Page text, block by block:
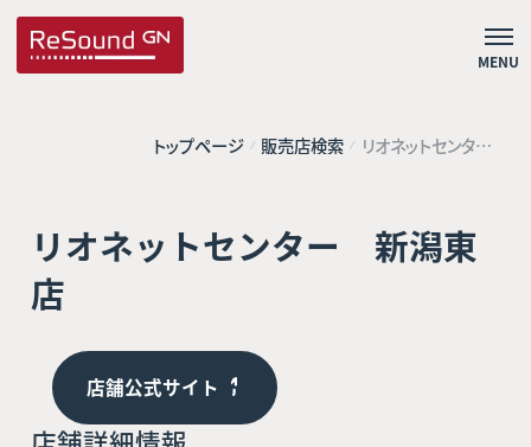
MENU
トップページ 販売店検索 リオネットセンタ
ー 新潟東店
リオネットセンター 新潟東
店
店舗公式サイト